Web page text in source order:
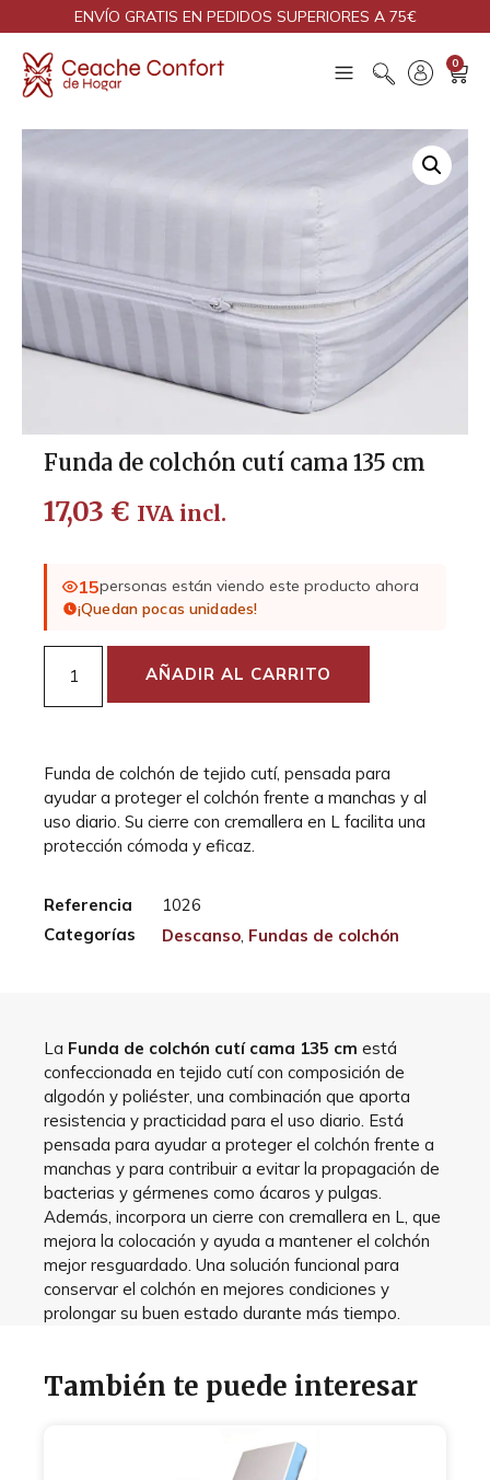
ENVÍO GRATIS EN PEDIDOS SUPERIORES A 75€
0
Funda de colchón cutí cama 135 cm
17,03 € IVA incl.
15personas están viendo este producto ahora
¡Quedan pocas unidades!
AÑADIR AL CARRITO
Funda de colchón de tejido cutí, pensada para
ayudar a proteger el colchón frente a manchas y al
uso diario. Su cierre con cremallera en L facilita una
protección cómoda y eficaz.
Referencia
1026
Categorías
Descanso, Fundas de colchón
La Funda de colchón cutí cama 135 cm está
confeccionada en tejido cutí con composición de
algodón y poliéster, una combinación que aporta
resistencia y practicidad para el uso diario. Está
pensada para ayudar a proteger el colchón frente a
manchas y para contribuir a evitar la propagación de
bacterias y gérmenes como ácaros y pulgas.
Además, incorpora un cierre con cremallera en L, que
mejora la colocación y ayuda a mantener el colchón
mejor resguardado. Una solución funcional para
conservar el colchón en mejores condiciones y
prolongar su buen estado durante más tiempo.
También te puede interesar